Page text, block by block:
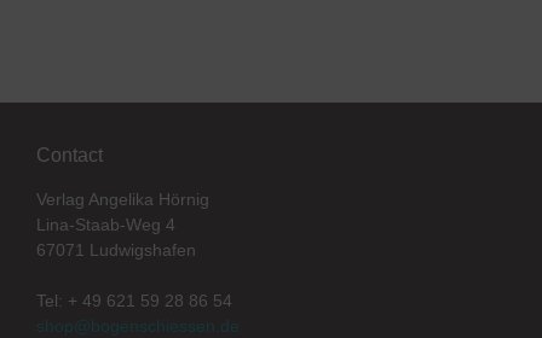
Contact
Verlag Angelika Hörnig
Lina-Staab-Weg 4
67071 Ludwigshafen
Tel: + 49 621 59 28 86 54
shop@bogenschiessen.de